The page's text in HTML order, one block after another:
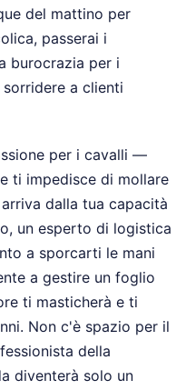
del mattino per
passerai i
burocrazia per i
a clienti
per i cavalli —
ti impedisce di mollare
dalla tua capacità
un esperto di logistica
a sporcarti le mani
a gestire un foglio
ti masticherà e ti
Non c'è spazio per il
della
diventerà solo un